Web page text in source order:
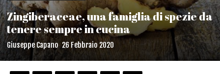
Zingiberaceae, una famiglia di spezie da
tenere sempre in cucina
Giuseppe Capano 26 Febbraio 2020